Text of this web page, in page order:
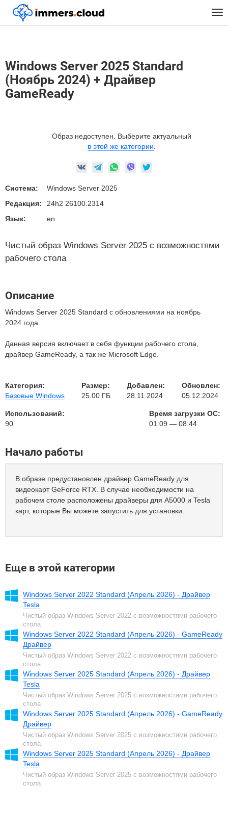
™
Главная Предустановленные Образы
Windows Server 2025 Standard (Ноябрь 2024) + Драйвер GameReady
Windows Server 2025 Standard
(Ноябрь 2024) + Драйвер
GameReady
Образ недоступен. Выберите актуальный
в этой же категории
Система:
Windows Server 2025
Редакция:
24h2 26100.2314
Язык:
en
Чистый образ Windows Server 2025 с возможностями
рабочего стола
Описание
Windows Server 2025 Standard с обновлениями на ноябрь
2024 года
Данная версия включает в себя функции рабочего стола,
драйвер GameReady, а так же Microsoft Edge.
Категория:
Базовые Windows
Размер:
25.00 ГБ
Добавлен:
28.11.2024
Обновлен:
05.12.2024
Использований:
90
Время загрузки ОС:
01:09 — 08:44
Начало работы
В образе предустановлен драйвер GameReady для
видеокарт GeForce RTX. В случае необходимости на
рабочем столе расположены драйверы для A5000 и Tesla
карт, которые Вы можете запустить для установки.
Еще в этой категории
Windows Server 2022 Standard (Апрель 2026) - Драйвер
Tesla
Чистый образ Windows Server 2022 с возможностями рабочего
стола
Windows Server 2022 Standard (Апрель 2026) - GameReady
Драйвер
Чистый образ Windows Server 2022 с возможностями рабочего
стола
Windows Server 2025 Standard (Апрель 2026) - Драйвер
Tesla
Чистый образ Windows Server 2025 с возможностями рабочего
стола
Windows Server 2025 Standard (Апрель 2026) - GameReady
Драйвер
Чистый образ Windows Server 2025 с возможностями рабочего
стола
Windows Server 2025 Standard (Апрель 2026) - Драйвер
Tesla
Чистый образ Windows Server 2025 с возможностями рабочего
стола